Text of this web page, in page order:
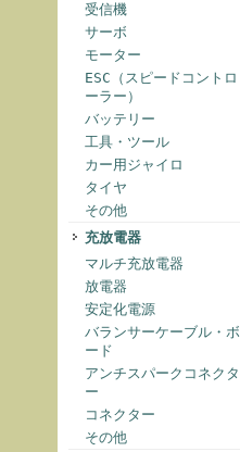
受信機
サーボ
モーター
ESC（スピードコントロ
ーラー）
バッテリー
工具・ツール
カー用ジャイロ
タイヤ
その他
充放電器
マルチ充放電器
放電器
安定化電源
バランサーケーブル・ボ
ード
アンチスパークコネクタ
ー
コネクター
その他